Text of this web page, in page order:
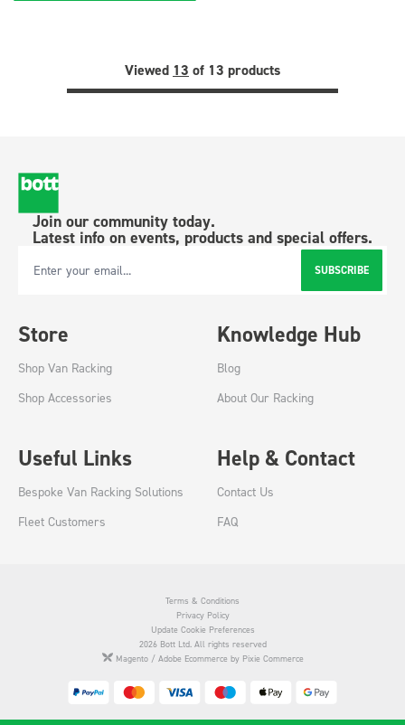
Viewed 13 of 13 products
Join our community today.
Latest info on events, products and special offers.
Email Address SUBSCRIBE
Store
Shop Van Racking
Shop Accessories
Knowledge Hub
Blog
About Our Racking
Useful Links
Bespoke Van Racking Solutions
Fleet Customers
Help & Contact
Contact Us
FAQ
Terms & Conditions
Privacy Policy
Update Cookie Preferences
2026 Bott Ltd. All rights reserved
Magento / Adobe Ecommerce by Pixie Commerce